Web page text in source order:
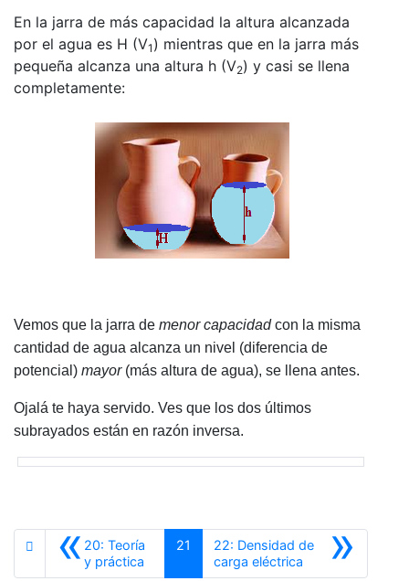
En la jarra de más capacidad la altura alcanzada
por el agua es H (V1 ) mientras que en la jarra más
pequeña alcanza una altura h (V2) y casi se llena
completamente:
Vemos que la jarra de menor capacidadcon la misma
cantidad de agua alcanza un nivel (diferencia de
potencial) mayor(más altura de agua), se llena antes.
Ojalá te haya servido. Ves que los dos últimos
subrayados están en razón inversa.
«20: Teoría
y práctica
21 »
22: Densidad de
carga eléctricaSiguiente